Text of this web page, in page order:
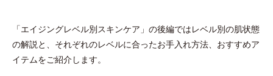
「エイジングレベル別スキンケア」の後編ではレベル別の肌状態
の解説と、それぞれのレベルに合ったお手入れ方法、おすすめア
イテムをご紹介します。